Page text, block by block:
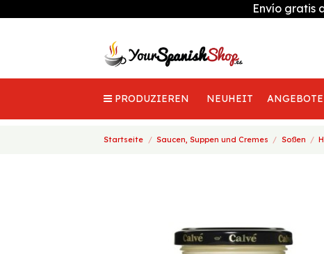
Envío gratis
PRODUZIEREN NEUHEIT ANGEBOTE
Startseite Saucen, Suppen und Cremes Soßen